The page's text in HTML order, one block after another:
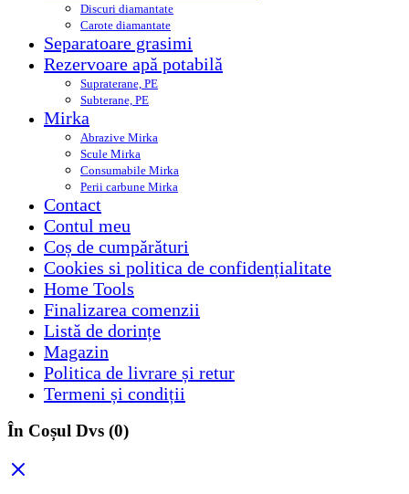
Discuri diamantate
Carote diamantate
Separatoare grasimi
Rezervoare apă potabilă
Supraterane, PE
Subterane, PE
Mirka
Abrazive Mirka
Scule Mirka
Consumabile Mirka
Perii carbune Mirka
Contact
Contul meu
Coș de cumpărături
Cookies si politica de confidențialitate
Home Tools
Finalizarea comenzii
Listă de dorințe
Magazin
Politica de livrare și retur
Termeni și condiții
În Coșul Dvs (0)